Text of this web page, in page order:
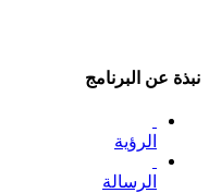
نبذة عن البرنامج
الرؤية
الرسالة